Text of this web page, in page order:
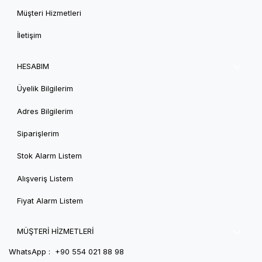
Müşteri Hizmetleri
İletişim
HESABIM
Üyelik Bilgilerim
Adres Bilgilerim
Siparişlerim
Stok Alarm Listem
Alışveriş Listem
Fiyat Alarm Listem
MÜŞTERİ HİZMETLERİ
WhatsApp : +90 554 021 88 98